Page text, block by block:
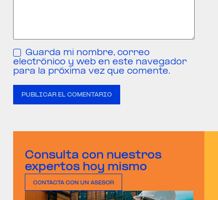
Guarda mi nombre, correo
electrónico y web en este navegador
para la próxima vez que comente.
PUBLICAR EL COMENTARIO
Consulta con nuestros
expertos hoy mismo
CONTACTA CON UN ASESOR